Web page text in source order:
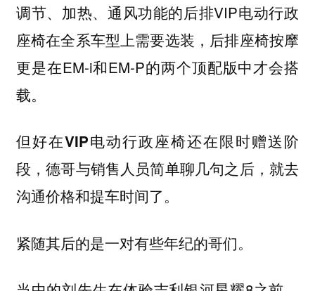
调节、加热、通风功能的后排VIP电动行政
座椅在全系车型上需要选装，后排座椅按摩
更是在EM-i和EM-P的两个顶配版中才会搭
载。
但好在VIP电动行政座椅还在限时赠送阶
段，德哥与销售人员简单聊几句之后，就去
沟通价格和提车时间了。
紧随其后的是一对有些年纪的哥们。